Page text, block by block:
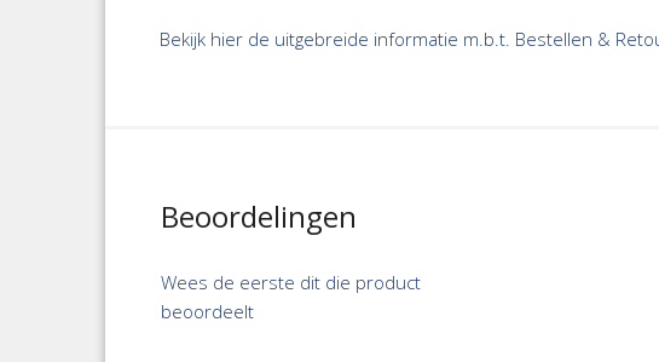
Bekijk hier de uitgebreide informatie m.b.t. Bestellen &
Beoordelingen
Wees de eerste dit die product
beoordeelt